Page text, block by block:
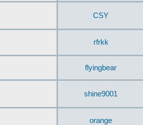
CSY
rfrkk
flyingbear
shine9001
orange